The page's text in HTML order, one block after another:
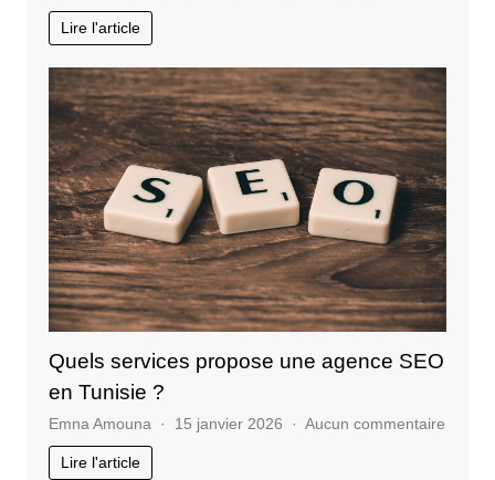
pourquoi
suivre
une
formation
stratégie
de
communication
?
Lire l'article
Quels services propose une agence SEO
en Tunisie ?
Emna Amouna 15 janvier 2026 Aucun commentairesur
Lire l'article